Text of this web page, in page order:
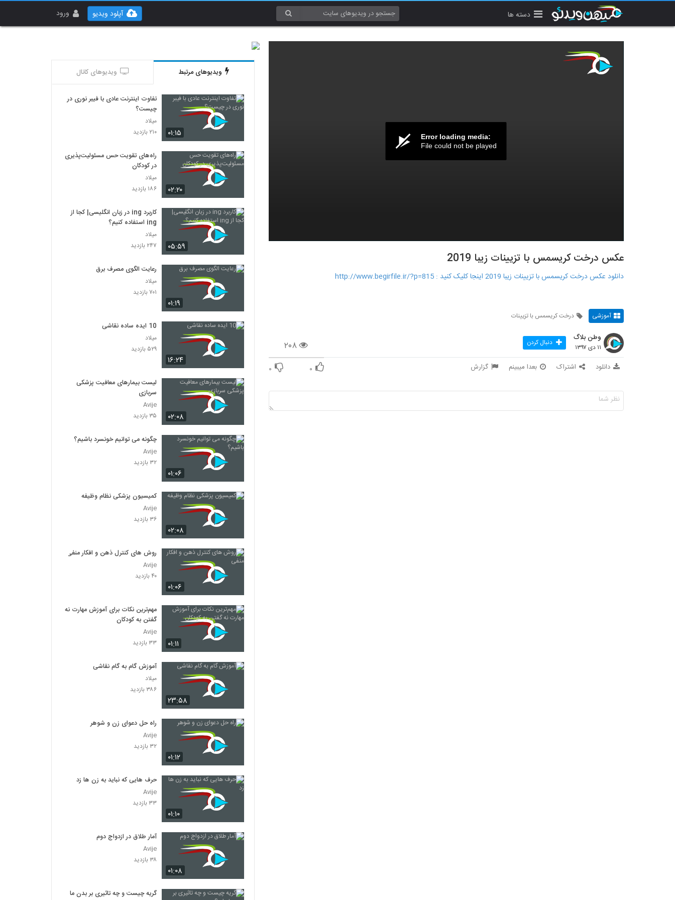
دسته ها ورود آپلود ویدیو
Error loading media:
File could not be played
عکس درخت کریسمس با تزیینات زیبا 2019
دانلود عکس درخت کریسمس با تزیینات زیبا 2019 اينجا کليک کنيد : http://www.begirfile.ir/?p=815
آموزشی درخت کریسمس با تزیینات
۲۰۸
وطن بلاگ
۱۱ دی ۱۳۹۷ دنبال کردن
دانلود اشتراک بعدا میبینم گزارش ۰ ۰
ویدیوهای مرتبط ویدیوهای کانال
۰۱:۱۵
تفاوت اینترنت عادی با فیبر نوری در
چیست؟
میلاد
۲۱۰ بازدید
۰۲:۲۰
راه‌های تقویت حس مسئولیت‌پذیری
در کودکان
میلاد
۱۸۶ بازدید
۰۵:۵۹
کاربرد ing در زبان انگلیسی| کجا از
ing استفاده کنیم؟
میلاد
۲۴۷ بازدید
۰۱:۱۹
رعایت الگوی مصرف برق
میلاد
۷۰۱ بازدید
۱۶:۲۴
10 ایده ساده نقاشی
میلاد
۵۲۹ بازدید
۰۲:۰۸
لیست بیمارهای معافیت پزشکی
سربازی
Avije
۳۵ بازدید
۰۱:۰۶
چگونه می توانیم خونسرد باشیم؟
Avije
۳۲ بازدید
۰۲:۰۸
کمیسیون پزشکی نظام وظیفه
Avije
۳۶ بازدید
۰۱:۰۶
روش های کنترل ذهن و افکار منفی
Avije
۴۰ بازدید
۰۱:۱۱
مهم‌ترین نکات برای آموزش مهارت نه
گفتن به کودکان
Avije
۳۳ بازدید
۲۳:۵۸
آموزش گام به گام نقاشی
میلاد
۳۸۶ بازدید
۰۱:۱۲
راه حل دعوای زن و شوهر
Avije
۳۲ بازدید
۰۱:۱۰
حرف هایی که نباید به زن ها زد
Avije
۳۳ بازدید
۰۱:۰۸
آمار طلاق در ازدواج دوم
Avije
۳۸ بازدید
گریه چیست و چه تاثیری بر بدن ما